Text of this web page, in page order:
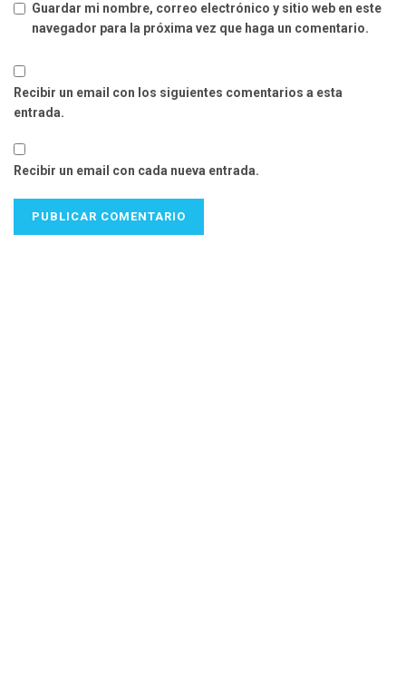
Guardar mi nombre, correo electrónico y sitio web en este
navegador para la próxima vez que haga un comentario.
Recibir un email con los siguientes comentarios a esta
entrada.
Recibir un email con cada nueva entrada.